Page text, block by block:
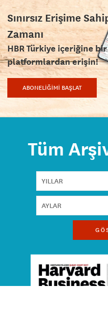
Sınırsız Erişime
Zamanı
HBR Türkiye içeriğine
platformlardan erişin!
ABONELİĞİMİ BAŞLAT
Tüm